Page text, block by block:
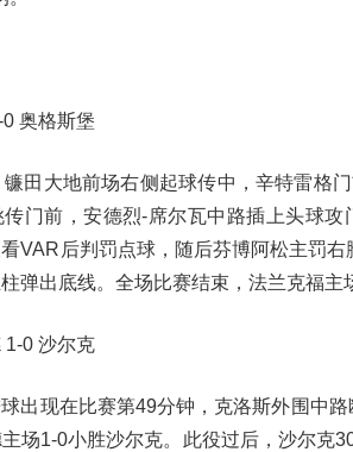
奥格斯堡
田大地前场右侧起球传中，辛特雷格
传门前，安德烈-席尔瓦中路插上头球
VAR后判罚点球，随后芬博阿松主罚
弹出底线。全场比赛结束，法兰克福主
1-0 沙尔克
出现在比赛第49分钟，克洛斯外围中
场1-0小胜沙尔克。此役过后，沙尔克